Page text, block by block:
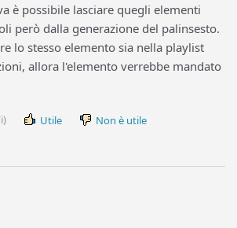
è possibile lasciare quegli elementi
però dalla generazione del palinsesto.
lo stesso elemento sia nella playlist
allora l'elemento verrebbe mandato
Utile Non è utile